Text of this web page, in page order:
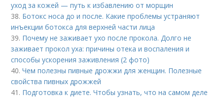
уход за кожей — путь к избавлению от морщин
38. Ботокс носа до и после. Какие проблемы устраняют
инъекции ботокса для верхней части лица
39. Почему не заживает ухо после прокола. Долго не
заживает прокол уха: причины отека и воспаления и
способы ускорения заживления (2 фото)
40.Чем полезны пивные дрожжи для женщин. Полезные
свойства пивных дрожжей
41. Подготовка к диете. Чтобы узнать, что на самом деле